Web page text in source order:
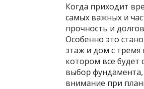
Когда приходит
самых важных и
прочность и
Особенно это
этаж и дом с
котором все будет
выбор
внимание при